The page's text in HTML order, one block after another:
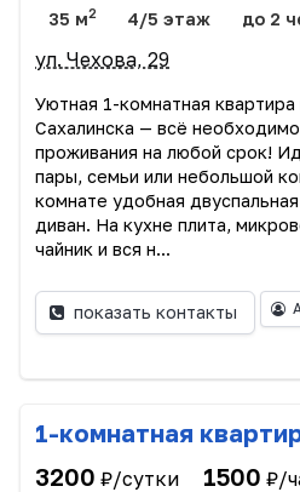
35 м2 4/5 этаж до 2
ул. Чехова, 29
Уютная 1-комнатная
Сахалинска — всё
проживания на любой срок!
пары, семьи или небольшой
комнате удобная
диван. На кухне плита,
чайник и вся н...
показать контакты
1-комнатная
3200 ₽/сутки 1500 ₽/